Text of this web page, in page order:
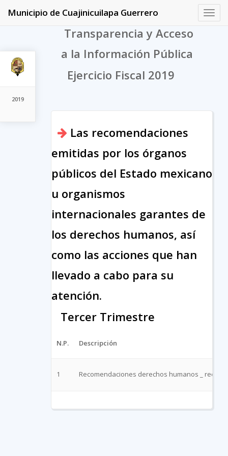
2019
Municipio de Cuajinicuilapa Guerrero
Transparencia y Acceso
a la Información Pública
Ejercicio Fiscal 2019
Las recomendaciones
emitidas por los órganos
públicos del Estado mexicano
u organismos
internacionales garantes de
los derechos humanos, así
como las acciones que han
llevado a cabo para su
atención.
Tercer Trimestre
N.P. Descripción
1 Recomendaciones derechos humanos _